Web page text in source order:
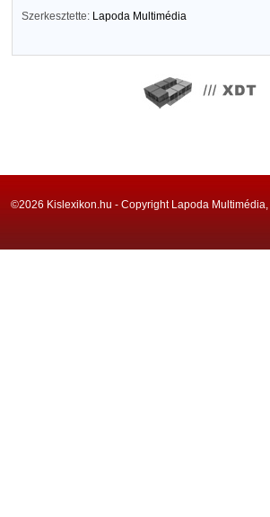
Szerkesztette: Lapoda Multimédia
©2026 Kislexikon.hu - Copyright Lapoda